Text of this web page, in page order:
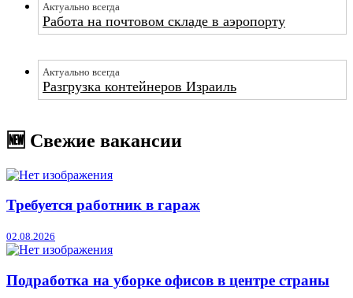
Актуально всегда
Работа на почтовом складе в аэропорту
Актуально всегда
Разгрузка контейнеров Израиль
🆕 Свежие вакансии
Требуется работник в гараж
02.08.2026
Подработка на уборке офисов в центре страны